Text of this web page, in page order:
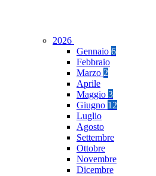
2026
Gennaio 6
Febbraio
Marzo 2
Aprile
Maggio 3
Giugno 12
Luglio
Agosto
Settembre
Ottobre
Novembre
Dicembre